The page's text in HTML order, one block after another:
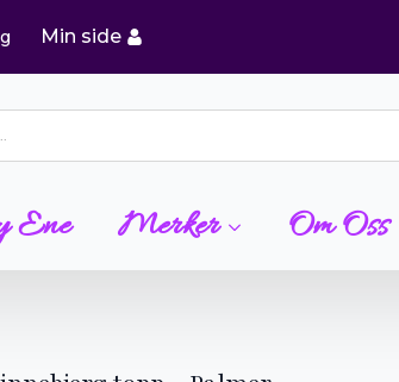
Min side
Ene Merker Om Oss